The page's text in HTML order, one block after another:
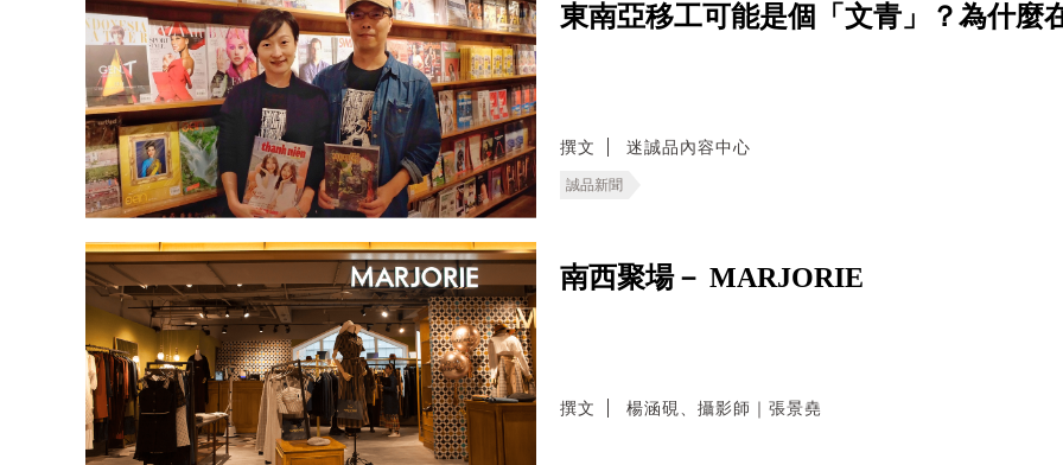
東南亞移工可能是個「文青」？為什麼
撰文 迷誠品內容中心
誠品新聞
南西聚場－ MARJORIE
撰文 楊涵硯、攝影師｜張景堯